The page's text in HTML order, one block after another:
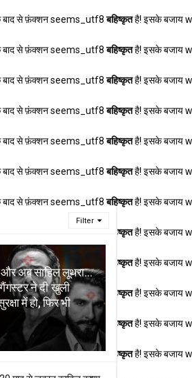
बाद से फ़ंक्शन seems_utf8बहिष्कृतहै! इसके बजाय
बाद से फ़ंक्शन seems_utf8बहिष्कृतहै! इसके बजाय
बाद से फ़ंक्शन seems_utf8बहिष्कृतहै! इसके बजाय
बाद से फ़ंक्शन seems_utf8बहिष्कृतहै! इसके बजाय
बाद से फ़ंक्शन seems_utf8बहिष्कृतहै! इसके बजाय
बाद से फ़ंक्शन seems_utf8बहिष्कृतहै! इसके बजाय
बाद से फ़ंक्शन seems_utf8बहिष्कृतहै! इसके बजाय
बहिष्कृतहै! इसके बजाय
से फ़ंक्शन seems_utf8 बहिष्कृतहै! इसके बजाय
बाद से फ़ंक्शन seems_utf8 बहिष्कृतहै! इसके बजाय
बाद से फ़ंक्शन seems_utf8 बहिष्कृतहै! इसके बजाय
बाद से फ़ंक्शन seems_utf8 बहिष्कृतहै! इसके बजाय
Filter
और अब साहिल लूथरा…
ने दी खुली
में हो, फिर भी